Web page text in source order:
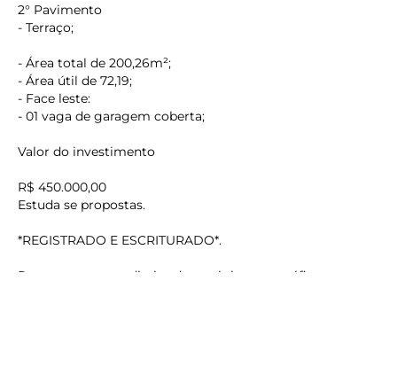
keyboard_backspace
2° Pavimento
- Terraço;
- Área total de 200,26m²;
- Área útil de 72,19;
- Face leste:
- 01 vaga de garagem coberta;
Valor do investimento
R$ 450.000,00
Estuda se propostas.
*REGISTRADO E ESCRITURADO*.
Reservamo-nos o direito de corrigir erros gráficos e